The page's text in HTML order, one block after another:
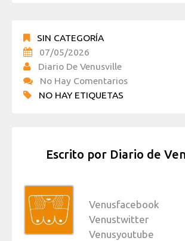
SIN CATEGORÍA
07/05/2026
Diario De Venusville
No Hay Comentarios
NO HAY ETIQUETAS
Escrito por Diario de
Venusfacebook
Venustwitter
Venusyoutube